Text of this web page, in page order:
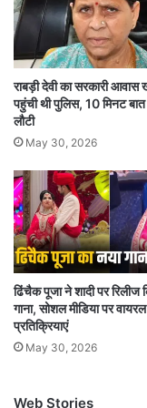
करती हैं, जिससे देश
बढ़ावा मिलता है.
उन्होंने आगे कहा कि
भारत ट्रेनें उन्नत
कवच तकनीक,
इकाइयां, इंटरलॉक्ड
प्रणाली, इलेक्ट्रो-
घूमने वाली
एकीकृत ब्रेल
एडवांस सुविधाएं हैं,
ऊर्जा की खपत में
राबड़ी देवी का सरकारी आवास
पहुंची थी पुलिस, 10 मिनट
लौटी
May 30, 2026
ढिंचैक पूजा ने शादी पर रिलीज
गाना, सोशल मीडिया पर
प्रतिक्रियाएं
May 30, 2026
Web Stories